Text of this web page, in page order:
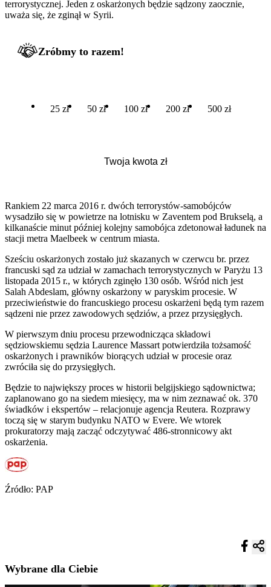
terrorystycznej. Jeden z oskarżonych będzie sądzony zaocznie,
uważa się, że zginął w Syrii.
Zróbmy to razem!
25 zł 50 zł 100 zł 200 zł 500 zł
Rankiem 22 marca 2016 r. dwóch terrorystów-samobójców
wysadziło się w powietrze na lotnisku w Zaventem pod Brukselą, a
kilkanaście minut później kolejny samobójca zdetonował ładunek na
stacji metra Maelbeek w centrum miasta.
Sześciu oskarżonych zostało już skazanych w czerwcu br. przez
francuski sąd za udział w zamachach terrorystycznych w Paryżu 13
listopada 2015 r., w których zginęło 130 osób. Wśród nich jest
Salah Abdeslam, główny oskarżony w paryskim procesie. W
przeciwieństwie do francuskiego procesu oskarżeni będą tym razem
sądzeni nie przez zawodowych sędziów, a przez przysięgłych.
W pierwszym dniu procesu przewodnicząca składowi
sędziowskiemu sędzia Laurence Massart potwierdziła tożsamość
oskarżonych i prawników biorących udział w procesie oraz
zwróciła się do przysięgłych.
Będzie to największy proces w historii belgijskiego sądownictwa;
zaplanowano go na siedem miesięcy, ma w nim zeznawać ok. 370
świadków i ekspertów – relacjonuje agencja Reutera. Rozprawy
toczą się w starym budynku NATO w Evere. We wtorek
prokuratorzy mają zacząć odczytywać 486-stronnicowy akt
oskarżenia.
Źródło: PAP
Wybrane dla Ciebie